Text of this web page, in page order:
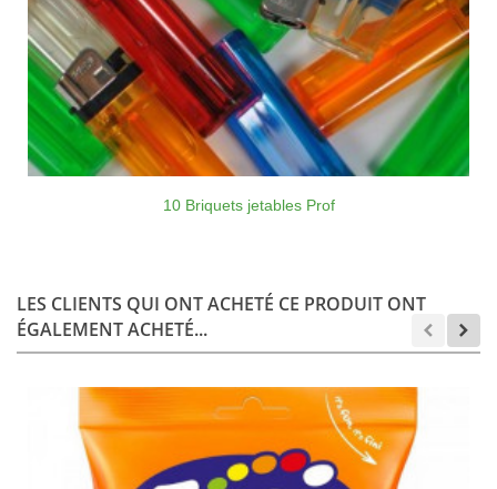
10 Briquets jetables Prof
LES CLIENTS QUI ONT ACHETÉ CE PRODUIT ONT
ÉGALEMENT ACHETÉ...